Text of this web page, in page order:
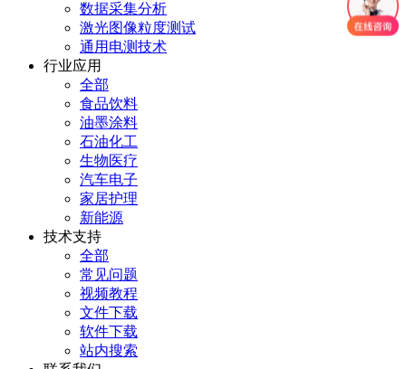
数据采集分析
激光图像粒度测试
通用电测技术
行业应用
全部
食品饮料
油墨涂料
石油化工
生物医疗
汽车电子
家居护理
新能源
技术支持
全部
常见问题
视频教程
文件下载
软件下载
站内搜索